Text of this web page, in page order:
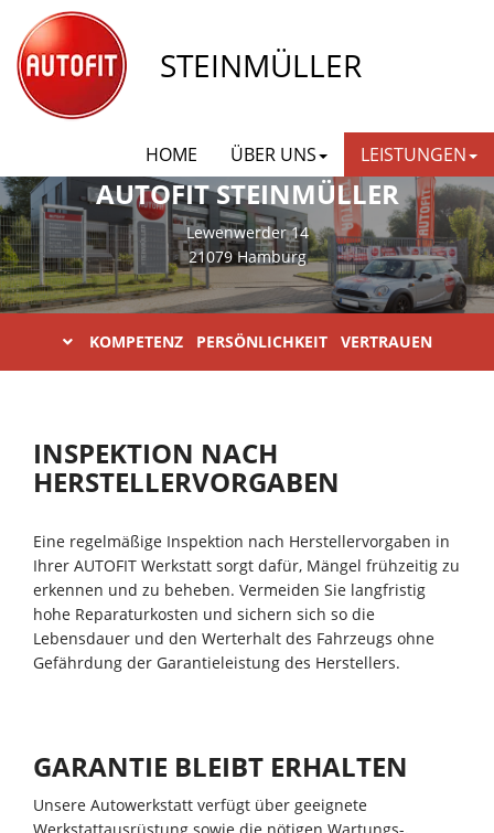
STEINMÜLLER
HOME ÜBER UNS LEISTUNGEN
AUTOFIT STEINMÜLLER
Lewenwerder 14
21079 Hamburg
KOMPETENZ PERSÖNLICHKEIT VERTRAUEN
INSPEKTION NACH
HERSTELLERVORGABEN
Eine regelmäßige Inspektion nach Herstellervorgaben in
Ihrer AUTOFIT Werkstatt sorgt dafür, Mängel frühzeitig zu
erkennen und zu beheben. Vermeiden Sie langfristig
hohe Reparaturkosten und sichern sich so die
Lebensdauer und den Werterhalt des Fahrzeugs ohne
Gefährdung der Garantieleistung des Herstellers.
GARANTIE BLEIBT ERHALTEN
Unsere Autowerkstatt verfügt über geeignete
Werkstattausrüstung sowie die nötigen Wartungs-,